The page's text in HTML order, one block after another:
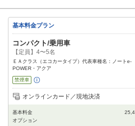
基本料金プラン
コンパクト/乗用車
【定員】4〜5名
ＥＡクラス（エコカータイプ）代表車種名：ノートe-
POWER・アクア
禁煙車
追加可能オプション
（次画面で選択ができます）
カーナビ
オンラインカード／現地決済
基本料金
オプション